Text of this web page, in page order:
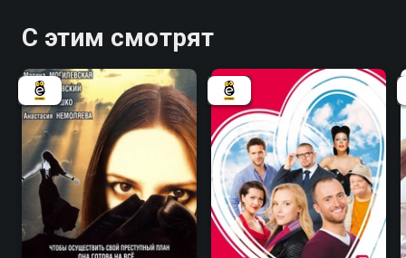
С этим смотрят